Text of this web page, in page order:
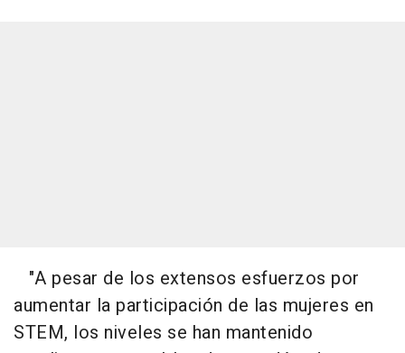
"A pesar de los extensos esfuerzos por
aumentar la participación de las mujeres en
STEM, los niveles se han mantenido